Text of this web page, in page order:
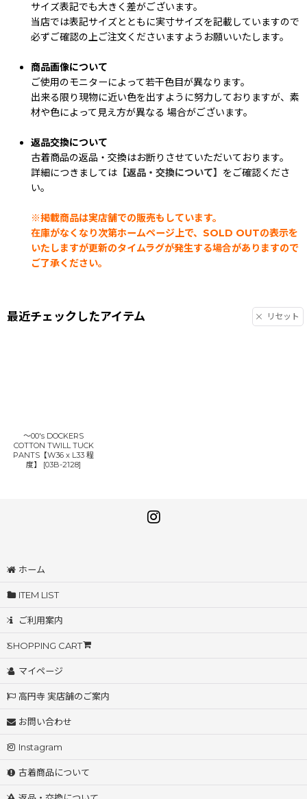
サイズ表記でも大きく差がございます。
当店では表記サイズとともに実寸サイズを記載していますので
必ずご確認の上ご注文くださいますようお願いいたします。
商品画像について
ご使用のモニターによって若干色目が異なります。
出来る限り現物に近い色を出すように努力しておりますが、素
材や色によって見え方が異なる 場合がございます。
返品交換について
古着商品の返品・交換はお断りさせていただいております。
詳細につきましては 【返品・交換について】 をご確認くださ
い。
※掲載商品は実店舗での販売もしています。
在庫がなくなり次第ホームページ上で、SOLD OUTの表示を
いたしますが更新のタイムラグが発生する場合がありますので
ご了承ください。
最近チェックしたアイテム リセット
〜00's DOCKERS
COTTON TWILL TUCK
PANTS【W36 x L33 程
度】
[03B-2128]
ホーム
ITEM LIST
ご利用案内
SHOPPING CART
マイページ
高円寺 実店舗のご案内
お問い合わせ
Instagram
古着商品について